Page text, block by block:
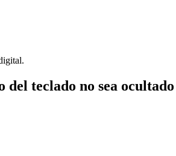
teclado no sea